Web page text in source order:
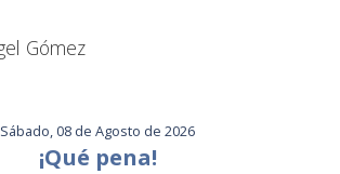
Gómez
Sábado, 08 de Agosto de 2026
¡Qué pena!